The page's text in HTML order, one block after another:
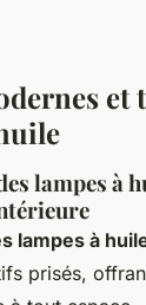
et
lampes à
lampes à
prisés,